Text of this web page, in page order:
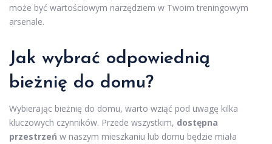
może być wartościowym narzędziem w Twoim treningowym
arsenale.
Jak wybrać odpowiednią
bieżnię do domu?
Wybierając bieżnię do domu, warto wziąć pod uwagę kilka
kluczowych czynników. Przede wszystkim, dostępna
przestrzeń w naszym mieszkaniu lub domu będzie miała